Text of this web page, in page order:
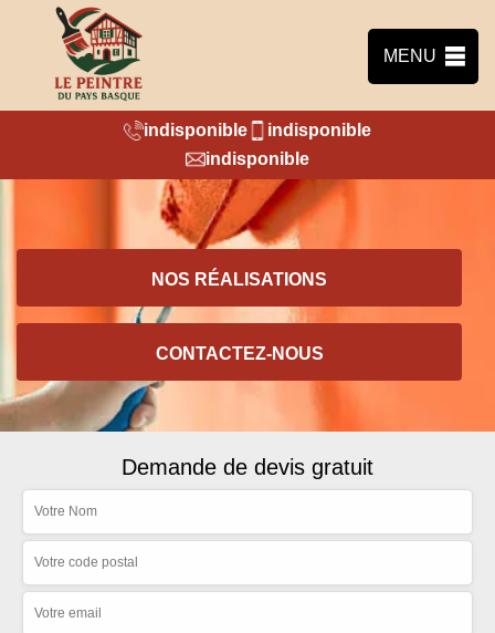
MENU
indisponible
indisponible
indisponible
NOS RÉALISATIONS
CONTACTEZ-NOUS
Demande de devis gratuit